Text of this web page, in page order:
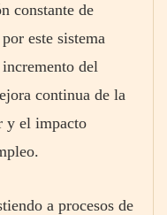
constante de
este sistema
del
continua de la
y el impacto
a procesos de